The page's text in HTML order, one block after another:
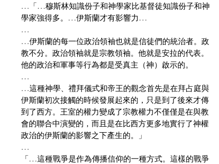
…「…穆斯林知識份子和神學家比基督徒知識份子和神
學家強得多。…伊斯蘭才有影響力…
…
…伊斯蘭的每一位政治領袖也就是信徒們的統治者。政
教不分。政治領袖就是宗教領袖。他就是安拉的代表。
他的政治和軍事等行為都是受真主（神）啟示的。
…
…這種神學、禮拜儀式和帝王的觀念首先是在拜占庭與
伊斯蘭初次接觸的時候發展起來的，只是到了後來才傳
到了西方。王室的權力變成了宗教權力不僅僅是在與教
會的聯合中演變的，而且是在比西方更多地實行了神權
政治的伊斯蘭的影響之下產生的。」
…
「…這種戰爭是作為傳播信仰的一種方式。這樣的戰爭